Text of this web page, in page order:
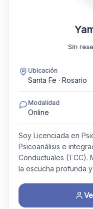
Sin
Ubicación
Santa Fe · Rosario
Modalidad
Online
Soy Licenciada en
Psicoanálisis e
Conductuales (TCC).
la escucha profunda